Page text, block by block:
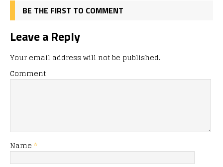
BE THE FIRST TO COMMENT
Leave a Reply
Your email address will not be published.
Comment
Name *